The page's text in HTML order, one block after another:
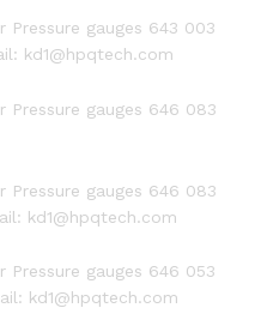
gauges 643 003
kd1@hpqtech.com
gauges 646 083
gauges 646 083
kd1@hpqtech.com
gauges 646 053
kd1@hpqtech.com